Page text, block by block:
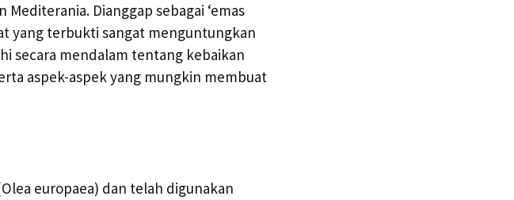
Dianggap sebagai ‘emas
yang terbukti sangat menguntungkan
secara mendalam tentang kebaikan
aspek-aspek yang mungkin membuat
europaea) dan telah digunakan